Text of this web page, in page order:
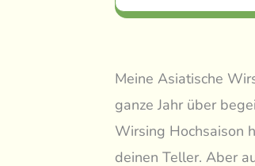
Meine Asiatische
ganze Jahr über
Wirsing Hochsaison
deinen Teller. Aber